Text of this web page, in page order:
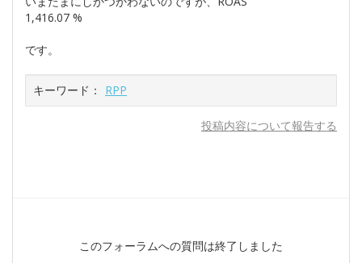
1,416.07 %
です。
キーワード： RPP
投稿内容について報告する
このフォーラムへの質問は終了しました